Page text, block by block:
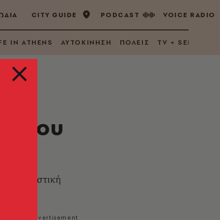
CITY GUIDE PODCAST VOICE RADIO
IN ATHENS ΑΥΤΟΚΙΝΗΣΗ ΠΟΛΕΙΣ TV + SERIES
του